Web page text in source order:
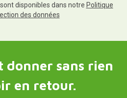
disponibles dans notre Politique
des données
donner sans rien
en retour.